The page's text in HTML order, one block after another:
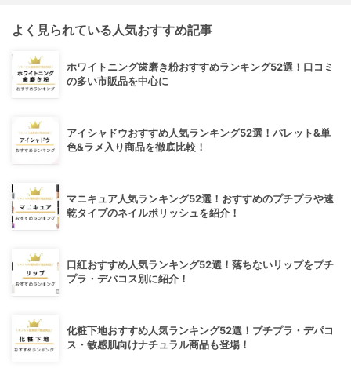
よく見られている人気おすすめ記事
ホワイトニング歯磨き粉おすすめランキング52選！口コミ
の多い市販品を中心に
アイシャドウおすすめ人気ランキング52選！パレット&単
色&ラメ入り商品を徹底比較！
マニキュア人気ランキング52選！おすすめのプチプラや速
乾タイプのネイルポリッシュを紹介！
口紅おすすめ人気ランキング52選！落ちないリップをプチ
プラ・デパコス別に紹介！
化粧下地おすすめ人気ランキング52選！プチプラ・デパコ
ス・敏感肌向けナチュラル商品も登場！